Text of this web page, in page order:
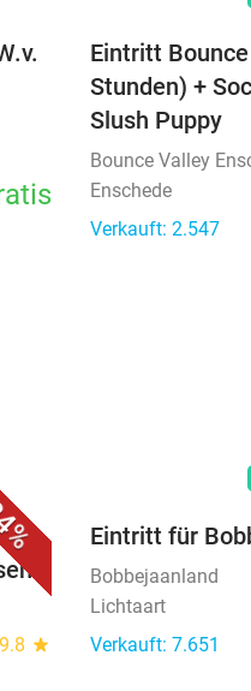
Eintritt
Stunden) +
Slush Puppy
Bounce Valley
Enschede
Verkauft: 2.547
9.8 star
Eintritt für
Bobbejaanland
Lichtaart
Verkauft: 7.651